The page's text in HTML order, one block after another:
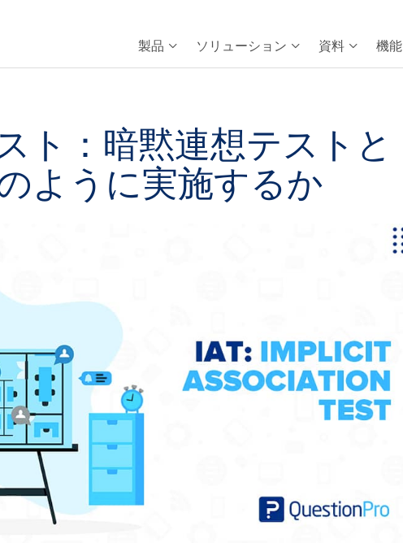
製品 ソリューション 資料 機能
ト：暗黙連想テストと
ように実施するか